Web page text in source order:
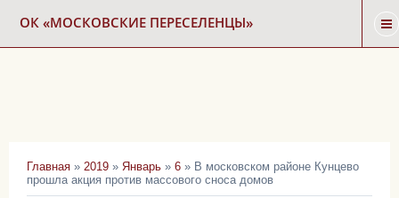
ОК «МОСКОВСКИЕ ПЕРЕСЕЛЕНЦЫ»
КАРТА СНОСА
Главная » 2019 » Январь » 6 » В московском районе Кунцево
прошла акция против массового сноса домов